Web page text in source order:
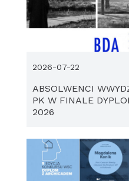
ABSOLWENCI
PK W FINALE
2026
2026-07-22